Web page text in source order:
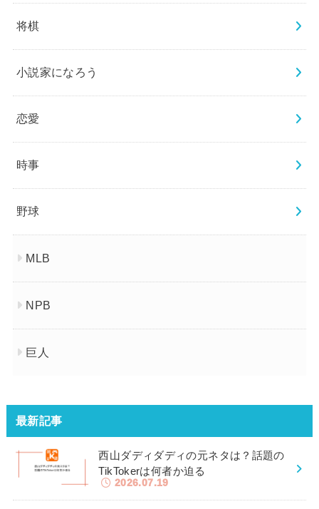
将棋
小説家になろう
恋愛
時事
野球
MLB
NPB
巨人
最新記事
西山ダディダディの元ネタは？話題の
TikTokerは何者か迫る
2026.07.19